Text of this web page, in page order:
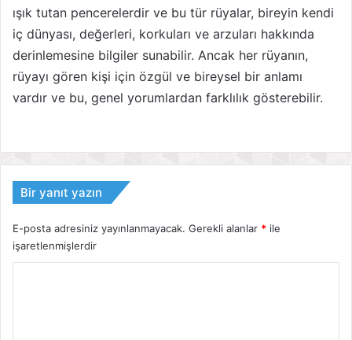
ışık tutan pencerelerdir ve bu tür rüyalar, bireyin kendi
iç dünyası, değerleri, korkuları ve arzuları hakkında
derinlemesine bilgiler sunabilir. Ancak her rüyanın,
rüyayı gören kişi için özgül ve bireysel bir anlamı
vardır ve bu, genel yorumlardan farklılık gösterebilir.
Bir yanıt yazın
E-posta adresiniz yayınlanmayacak. Gerekli alanlar * ile
işaretlenmişlerdir